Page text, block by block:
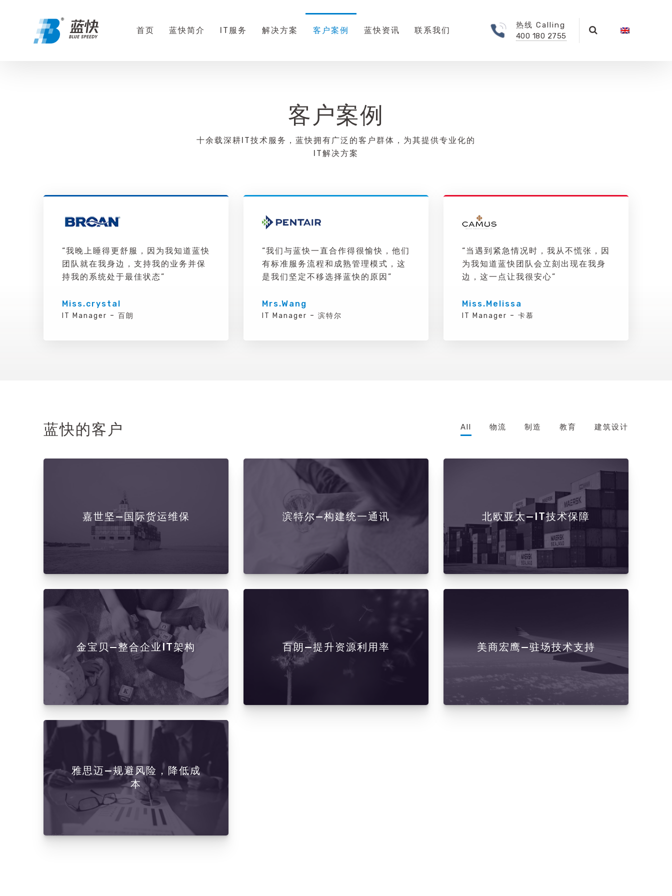
首页 蓝快简介 IT服务 解决方案 客户案例 蓝快资讯 联系我们
热线 Calling
400 180 2755
客户案例
十余载深耕IT技术服务，蓝快拥有广泛的客户群体，为其提供专业化的
IT解决方案
“我晚上睡得更舒服，因为我知道蓝快
团队就在我身边，支持我的业务并保
持我的系统处于最佳状态”
Miss.crystal
IT Manager - 百朗
“我们与蓝快一直合作得很愉快，他们
有标准服务流程和成熟管理模式，这
是我们坚定不移选择蓝快的原因”
Mrs.Wang
IT Manager - 滨特尔
“当遇到紧急情况时，我从不慌张，因
为我知道蓝快团队会立刻出现在我身
边，这一点让我很安心”
Miss.Melissa
IT Manager - 卡慕
蓝快的客户 All 物流 制造 教育 建筑设计
嘉世坚—国际货运维保 滨特尔—构建统一通讯 北欧亚太—IT技术保障
金宝贝—整合企业IT架构 百朗—提升资源利用率 美商宏鹰—驻场技术支持
雅思迈—规避风险，降低成
本